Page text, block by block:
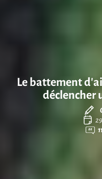
Le battement
déclencher